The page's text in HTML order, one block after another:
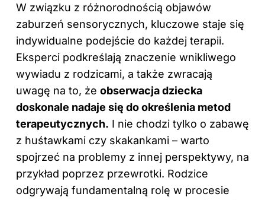
W związku z różnorodnością objawów
zaburzeń sensorycznych, kluczowe staje się
indywidualne podejście do każdej terapii.
Eksperci podkreślają znaczenie wnikliwego
wywiadu z rodzicami, a także zwracają
uwagę na to, że obserwacja dziecka
doskonale nadaje się do określenia metod
terapeutycznych. I nie chodzi tylko o zabawę
z huśtawkami czy skakankami – warto
spojrzeć na problemy z innej perspektywy, na
przykład poprzez przewrotki. Rodzice
odgrywają fundamentalną rolę w procesie